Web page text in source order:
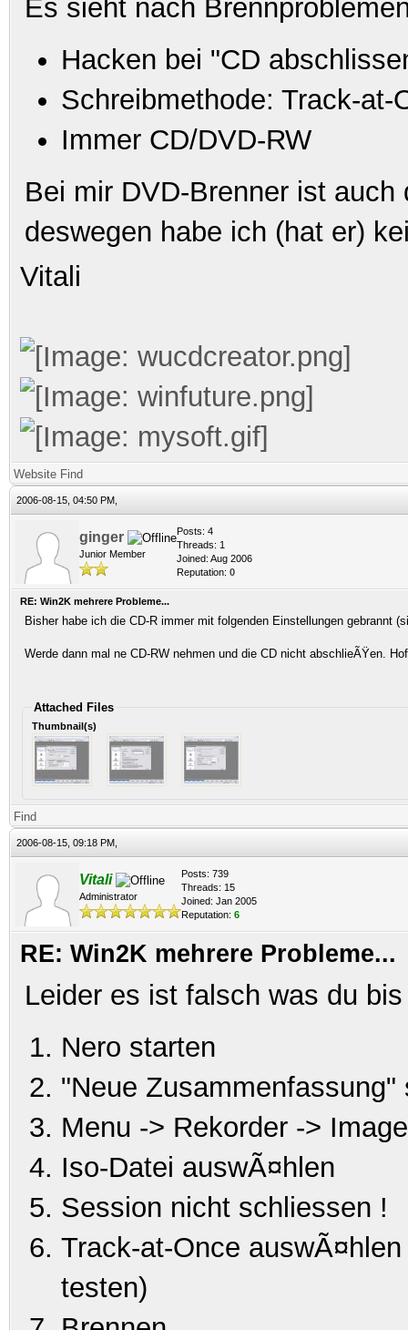
Es sieht nach
Hacken bei "CD
Schreibmethode: Track-at-
Immer CD/DVD-RW
Bei mir DVD-Brenner ist
deswegen habe ich (hat er)
Vitali
Website Find
2006-08-15, 04:50 PM,
ginger
Junior Member
Posts: 4
Threads: 1
Joined: Aug 2006
Reputation: 0
RE: Win2K mehrere Probleme...
Bisher habe ich die CD-R immer mit folgenden Einstellungen gebrannt
Werde dann mal ne CD-RW nehmen und die CD nicht abschlieÃŸen.
Attached Files
Thumbnail(s)
Find
2006-08-15, 09:18 PM,
Vitali
Administrator
Posts: 739
Threads: 15
Joined: Jan 2005
Reputation: 6
RE: Win2K mehrere Probleme...
Leider es ist falsch was du
Nero starten
"Neue Zusammenfassung"
Menu -> Rekorder ->
Iso-Datei auswÃ¤hlen
Session nicht schliessen !
Track-at-Once
testen)